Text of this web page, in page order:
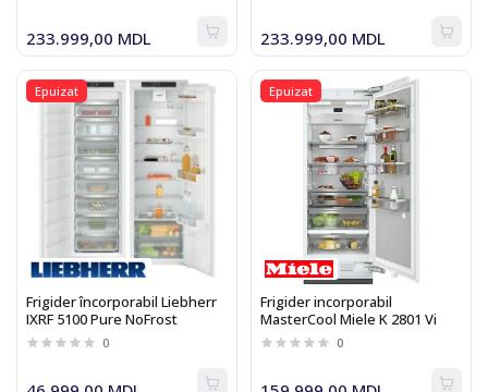
233.999,00 MDL 233.999,00 MDL
Epuizat
Frigider încorporabil Liebherr
IXRF 5100 Pure NoFrost
0
Epuizat
Frigider incorporabil
MasterCool Miele K 2801 Vi
0